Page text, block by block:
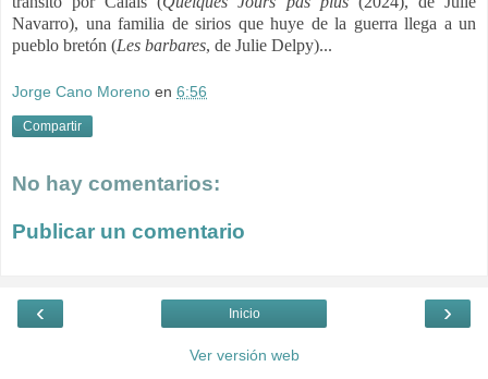
Navarro), una familia de sirios que huye de la guerra llega a un
pueblo bretón (Les barbares, de Julie Delpy)...
Jorge Cano Moreno en 6:56
Compartir
No hay comentarios:
Publicar un comentario
‹ ›
Inicio
Ver versión web